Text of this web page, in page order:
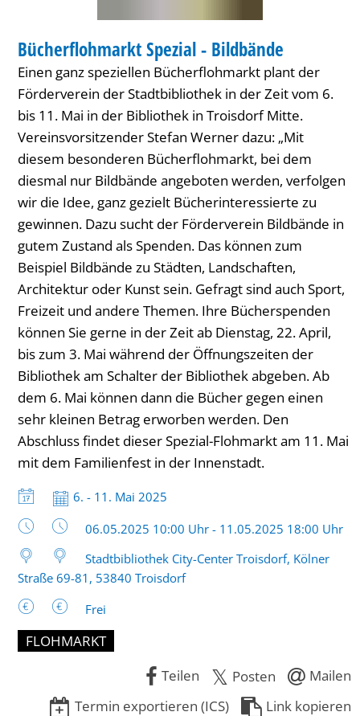
KATEGORIE: BIBLIOTHEK
Bücherflohmarkt Spezial - Bildbände
Einen ganz speziellen Bücherflohmarkt plant der
Förderverein der Stadtbibliothek in der Zeit vom 6.
bis 11. Mai in der Bibliothek in Troisdorf Mitte.
Vereinsvorsitzender Stefan Werner dazu: „Mit
diesem besonderen Bücherflohmarkt, bei dem
diesmal nur Bildbände angeboten werden, verfolgen
wir die Idee, ganz gezielt Bücherinteressierte zu
gewinnen. Dazu sucht der Förderverein Bildbände in
gutem Zustand als Spenden. Das können zum
Beispiel Bildbände zu Städten, Landschaften,
Architektur oder Kunst sein. Gefragt sind auch Sport,
Freizeit und andere Themen. Ihre Bücherspenden
können Sie gerne in der Zeit ab Dienstag, 22. April,
bis zum 3. Mai während der Öffnungszeiten der
Bibliothek am Schalter der Bibliothek abgeben. Ab
dem 6. Mai können dann die Bücher gegen einen
sehr kleinen Betrag erworben werden. Den
Abschluss findet dieser Spezial-Flohmarkt am 11. Mai
mit dem Familienfest in der Innenstadt.
Datum:
6. - 11. Mai 2025
Uhrzeit:
06.05.2025 10:00 Uhr - 11.05.2025 18:00 Uhr
Stadtbibliothek City-Center Troisdorf, Kölner
Straße 69-81, 53840 Troisdorf
Frei
FLOHMARKT
Teilen
Posten
Mailen
Termin exportieren (ICS)
Link kopieren